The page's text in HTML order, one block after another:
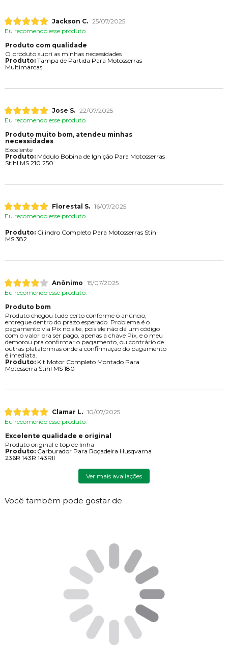
Jackson C. 25/07/2025
Eu recomendo esse produto.
Produto com qualidade
O produto supri as minhas necessidades
Produto:Tampa de Partida Para Motosserras
Multimarcas
Jose S. 22/07/2025
Eu recomendo esse produto.
Produto muito bom, atendeu minhas
necessidades
Excelente
Produto:Módulo Bobina de Ignição Para Motosserras
Stihl MS 210 250
Florestal S. 16/07/2025
Eu recomendo esse produto.
Produto:Cilindro Completo Para Motosserras Stihl
MS 382
Anônimo 15/07/2025
Eu recomendo esse produto.
Produto bom
Produto chegou tudo certo conforme o anúncio,
entregue dentro do prazo esperado. Problema é o
pagamento via Pix no site, pois ele não dá um código
com o valor pra ser pago, apenas a chave Pix, e o meu
demorou pra confirmar o pagamento, ou contrário de
outras plataformas onde a confirmação do pagamento
é imediata.
Produto:Kit Motor Completo Montado Para
Motosserra Stihl MS 180
Clamar L. 10/07/2025
Eu recomendo esse produto.
Excelente qualidade e original
Produto original e top de linha
Produto:Carburador Para Roçadeira Husqvarna
236R 143R 143RII
Ver mais avaliações
Você também pode gostar de